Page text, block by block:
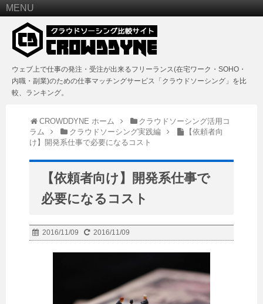
MENU
ウェブ上で仕事の発注・受注が出来るフリーランス(在宅ワーク・SOHO・
内職・副業)のための仕事マッチングサービス「クラウドソーシング」を比
較、ランキング。
CROWDDYNE ホーム
クラウドソーシング活用コ
ラム
クラウドソーシング実践編
【依頼者向
け】開発系仕事で必要になるコスト
【依頼者向け】開発系仕事で
必要になるコスト
2016/11/09 2016/11/09